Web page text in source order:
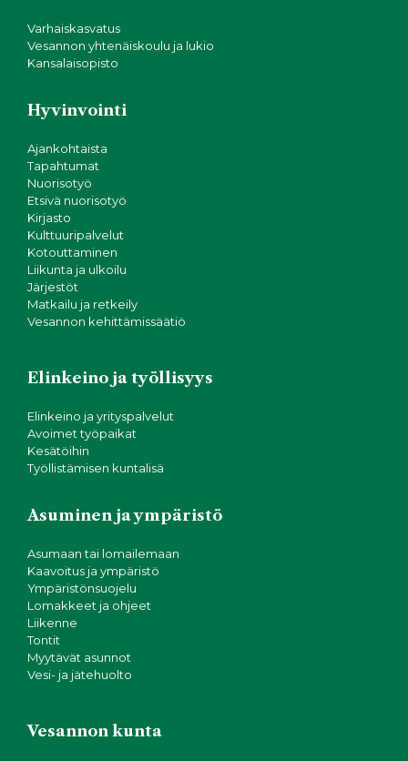
Varhaiskasvatus
Vesannon yhtenäiskoulu ja lukio
Kansalaisopisto
Hyvinvointi
Ajankohtaista
Tapahtumat
Nuorisotyö
Etsivä nuorisotyö
Kirjasto
Kulttuuripalvelut
Kotouttaminen
Liikunta ja ulkoilu
Järjestöt
Matkailu ja retkeily
Vesannon kehittämissäätiö
Elinkeino ja työllisyys
Elinkeino ja yrityspalvelut
Avoimet työpaikat
Kesätöihin
Työllistämisen kuntalisä
Asuminen ja ympäristö
Asumaan tai lomailemaan
Kaavoitus ja ympäristö
Ympäristönsuojelu
Lomakkeet ja ohjeet
Liikenne
Tontit
Myytävät asunnot
Vesi- ja jätehuolto
Vesannon kunta